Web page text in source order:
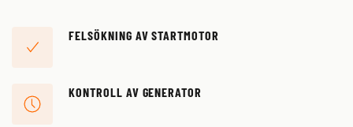
FELSÖKNING AV STARTMOTOR
KONTROLL AV GENERATOR